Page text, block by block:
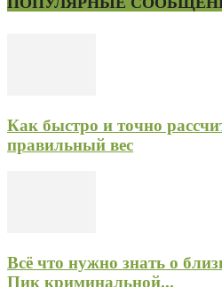
Как быстро и точно
правильный вес
Всё что нужно знать о
Пик криминальной...